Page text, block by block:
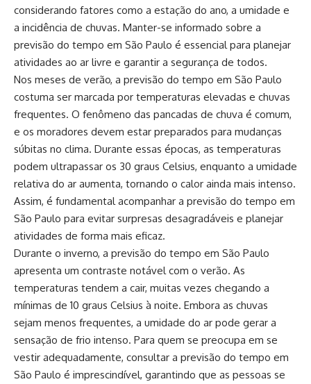
considerando fatores como a estação do ano, a umidade e
a incidência de chuvas. Manter-se informado sobre a
previsão do tempo em São Paulo é essencial para planejar
atividades ao ar livre e garantir a segurança de todos.
Nos meses de verão, a previsão do tempo em São Paulo
costuma ser marcada por temperaturas elevadas e chuvas
frequentes. O fenômeno das pancadas de chuva é comum,
e os moradores devem estar preparados para mudanças
súbitas no clima. Durante essas épocas, as temperaturas
podem ultrapassar os 30 graus Celsius, enquanto a umidade
relativa do ar aumenta, tornando o calor ainda mais intenso.
Assim, é fundamental acompanhar a previsão do tempo em
São Paulo para evitar surpresas desagradáveis e planejar
atividades de forma mais eficaz.
Durante o inverno, a previsão do tempo em São Paulo
apresenta um contraste notável com o verão. As
temperaturas tendem a cair, muitas vezes chegando a
mínimas de 10 graus Celsius à noite. Embora as chuvas
sejam menos frequentes, a umidade do ar pode gerar a
sensação de frio intenso. Para quem se preocupa em se
vestir adequadamente, consultar a previsão do tempo em
São Paulo é imprescindível, garantindo que as pessoas se